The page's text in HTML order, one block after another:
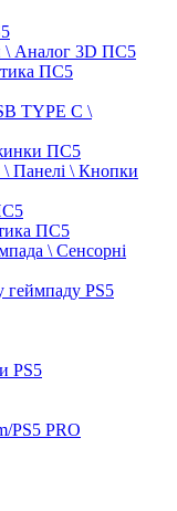
\ Аналог 3D ПС5
ПС5
TYPE C \
ПС5
\ Панелі \ Кнопки
ПС5
\ Сенсорні
геймпаду PS5
PS5
PS5 PRO